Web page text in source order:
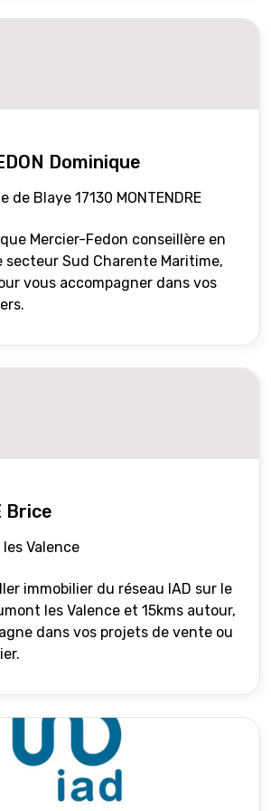
Dominique
de Blaye 17130 MONTENDRE
Mercier-Fedon conseillère en
secteur Sud Charente Maritime,
vous accompagner dans vos
Brice
Valence
les Valence et 15kms autour,
dans vos projets de vente ou